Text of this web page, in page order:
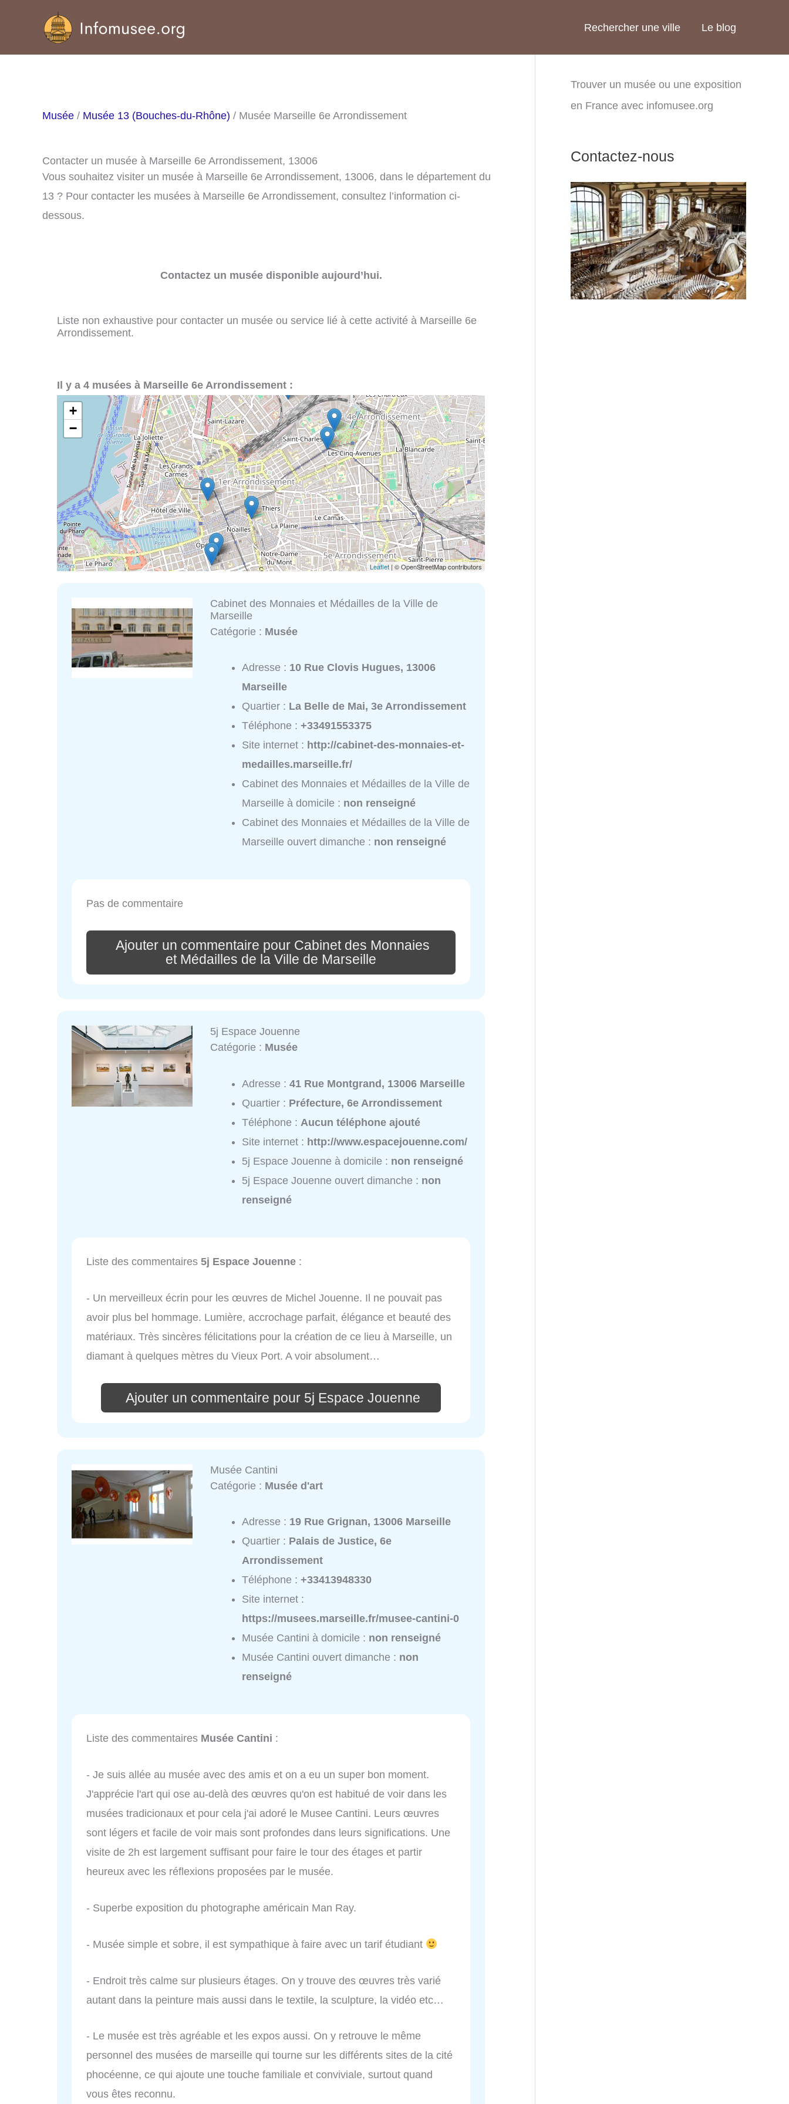
Rechercher une ville Le blog
Musée / Musée 13 (Bouches-du-Rhône) / Musée Marseille 6e Arrondissement
Contacter un musée à Marseille 6e Arrondissement, 13006
Vous souhaitez visiter un musée à Marseille 6e Arrondissement, 13006, dans le département du
13 ? Pour contacter les musées à Marseille 6e Arrondissement, consultez l’information ci-
dessous.
Contactez un musée disponible aujourd’hui.
Liste non exhaustive pour contacter un musée ou service lié à cette activité à Marseille 6e
Arrondissement.
Il y a 4 musées à Marseille 6e Arrondissement :
+
−
Leaflet | © OpenStreetMap contributors
Cabinet des Monnaies et Médailles de la Ville de
Marseille
Catégorie : Musée
Adresse : 10 Rue Clovis Hugues, 13006
Marseille
Quartier : La Belle de Mai, 3e Arrondissement
Téléphone :+33491553375
Site internet : http://cabinet-des-monnaies-et-
medailles.marseille.fr/
Cabinet des Monnaies et Médailles de la Ville de
Marseille à domicile : non renseigné
Cabinet des Monnaies et Médailles de la Ville de
Marseille ouvert dimanche : non renseigné
Pas de commentaire
Ajouter un commentaire pour Cabinet des Monnaies
et Médailles de la Ville de Marseille
5j Espace Jouenne
Catégorie : Musée
Adresse :41 Rue Montgrand, 13006 Marseille
Quartier : Préfecture, 6e Arrondissement
Téléphone :Aucun téléphone ajouté
Site internet : http://www.espacejouenne.com/
5j Espace Jouenne à domicile : non renseigné
5j Espace Jouenne ouvert dimanche : non
renseigné
Liste des commentaires 5j Espace Jouenne :
- Un merveilleux écrin pour les œuvres de Michel Jouenne. Il ne pouvait pas
avoir plus bel hommage. Lumière, accrochage parfait, élégance et beauté des
matériaux. Très sincères félicitations pour la création de ce lieu à Marseille, un
diamant à quelques mètres du Vieux Port. A voir absolument…
Ajouter un commentaire pour 5j Espace Jouenne
Musée Cantini
Catégorie : Musée d'art
Adresse : 19 Rue Grignan, 13006 Marseille
Quartier : Palais de Justice, 6e
Arrondissement
Téléphone :+33413948330
Site internet :
https://musees.marseille.fr/musee-cantini-0
Musée Cantini à domicile : non renseigné
Musée Cantini ouvert dimanche : non
renseigné
Liste des commentaires Musée Cantini :
- Je suis allée au musée avec des amis et on a eu un super bon moment.
J'apprécie l'art qui ose au-delà des œuvres qu'on est habitué de voir dans les
musées tradicionaux et pour cela j'ai adoré le Musee Cantini. Leurs œuvres
sont légers et facile de voir mais sont profondes dans leurs significations. Une
visite de 2h est largement suffisant pour faire le tour des étages et partir
heureux avec les réflexions proposées par le musée.
- Superbe exposition du photographe américain Man Ray.
- Musée simple et sobre, il est sympathique à faire avec un tarif étudiant
- Endroit très calme sur plusieurs étages. On y trouve des œuvres très varié
autant dans la peinture mais aussi dans le textile, la sculpture, la vidéo etc…
- Le musée est très agréable et les expos aussi. On y retrouve le même
personnel des musées de marseille qui tourne sur les différents sites de la cité
phocéenne, ce qui ajoute une touche familiale et conviviale, surtout quand
vous êtes reconnu.
Trouver un musée ou une exposition
en France avec infomusee.org
Contactez-nous